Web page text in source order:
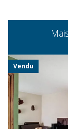
Vendu